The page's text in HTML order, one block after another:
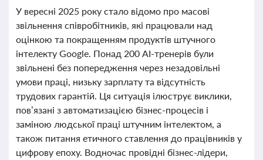
У вересні 2025 року стало відомо про масові
звільнення співробітників, які працювали над
оцінкою та покращенням продуктів штучного
інтелекту Google. Понад 200 AI-тренерів були
звільнені без попередження через незадовільні
умови праці, низьку зарплату та відсутність
трудових гарантій. Ця ситуація ілюструє виклики,
пов’язані з автоматизацією бізнес-процесів і
заміною людської праці штучним інтелектом, а
також питання етичного ставлення до працівників у
цифрову епоху. Водночас провідні бізнес-лідери,